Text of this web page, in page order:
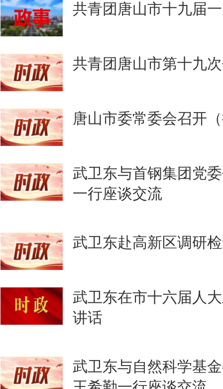
共青团唐山市十九届
共青团唐山市第十九
唐山市委常委会召开
武卫东与首钢集团党
一行座谈交流
武卫东赴高新区调研
武卫东在市十六届人
讲话
武卫东与自然科学基